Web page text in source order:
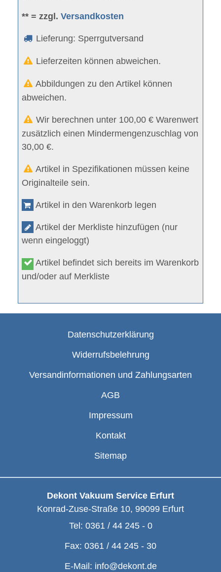
** = zzgl.Versandkosten
Lieferung: Sperrgutversand
Lieferzeiten können abweichen.
Abbildungen zu den Artikel können
abweichen.
Wir berechnen unter 100,00 € Warenwert
zusätzlich einen Mindermengenzuschlag von
30,00 €.
Artikel in Spezifikationen müssen keine
Originalteile sein.
Artikel in den Warenkorb legen
Artikel der Merkliste hinzufügen (nur
wenn eingeloggt)
Artikel befindet sich bereits im Warenkorb
und/oder auf Merkliste
Datenschutzerklärung
Widerrufsbelehrung
Versandinformationen und Zahlungsarten
AGB
Impressum
Kontakt
Sitemap
Dekont Vakuum Service Erfurt
Konrad-Zuse-Straße 10, 99099 Erfurt
Tel: 0361 / 44 245 - 0
Fax: 0361 / 44 245 - 30
E-Mail: info@dekont.de